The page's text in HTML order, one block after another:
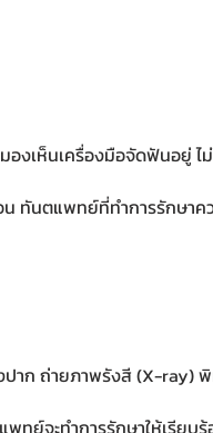
งเห็นเครื่องมือจัดฟันอยู่ ไ
ทันตแพทย์ที่ทำการรักษาค
าก ถ่ายภาพรังสี (X-ray)
ย์จะทำการรักษาให้เรียบ